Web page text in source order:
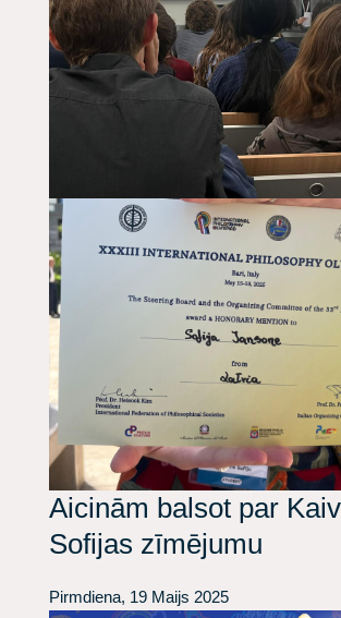
Aicinām balsot par
Sofijas zīmējumu
Pirmdiena, 19 Maijs 2025